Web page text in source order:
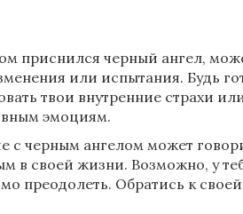
приснился черный ангел,
или испытания. Будь
твои внутренние страхи
эмоциям.
черным ангелом может
в своей жизни. Возможно, у
преодолеть. Обратись к